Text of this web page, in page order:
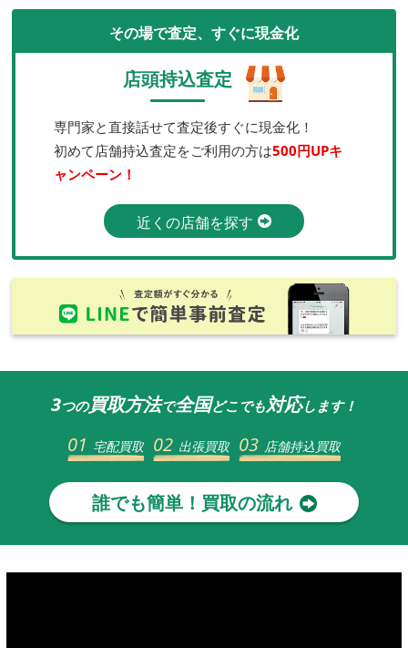
その場で査定、すぐに現金化
店頭持込査定
専門家と直接話せて査定後すぐに現金化！
初めて店舗持込査定をご利用の方は500円UPキ
ャンペーン！
近くの店舗を探す
3つの買取方法で全国どこでも対応します！
01 宅配買取 02 出張買取 03 店舗持込買取
誰でも簡単！買取の流れ